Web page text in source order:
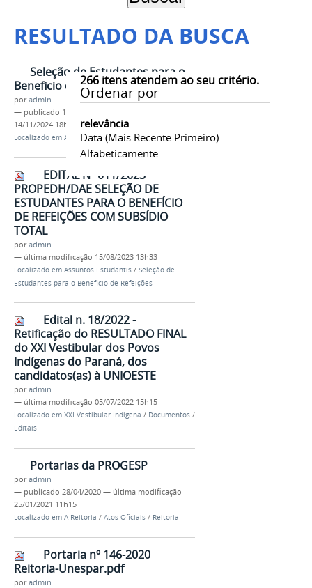
RESULTADO DA BUSCA
266itens atendem ao seu critério.
Ordenar por
relevância
Data (mais Recente Primeiro)
Alfabeticamente
Seleção de Estudantes para o
Beneficio de Refeições
poradmin
— publicado 15/08/2023
14/11/2024 18h29
Localizado em Assuntos Estudantis
EDITAL Nº 011/2023 –
PROPEDH/DAE SELEÇÃO DE
ESTUDANTES PARA O BENEFÍCIO
DE REFEIÇÕES COM SUBSÍDIO
TOTAL
poradmin
— última modificação 15/08/2023 13h33
Localizado em Assuntos Estudantis / Seleção de
Estudantes para o Beneficio de Refeições
Edital n. 18/2022 -
Retificação do RESULTADO FINAL
do XXI Vestibular dos Povos
Indígenas do Paraná, dos
candidatos(as) à UNIOESTE
poradmin
— última modificação 05/07/2022 15h15
Localizado em XXI Vestibular Indigena / Documentos /
Editais
Portarias da PROGESP
poradmin
— publicado 28/04/2020 — última modificação
25/01/2021 11h15
Localizado em A Reitoria / Atos Oficiais / Reitoria
Portaria nº 146-2020
Reitoria-Unespar.pdf
poradmin